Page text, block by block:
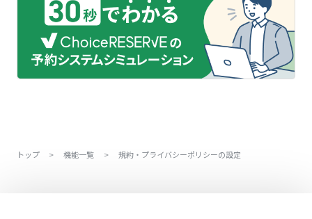
トップ > 機能一覧 > 規約・プライバシーポリシーの設定